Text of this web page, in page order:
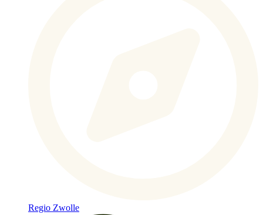
Regio Zwolle